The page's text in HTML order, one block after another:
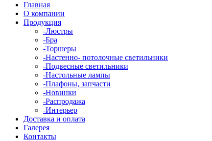
Главная
О компании
Продукция
-Люстры
-Бра
-Торшеры
-Настенно- потолочные светильники
-Подвесные светильники
-Настольные лампы
-Плафоны, запчасти
-Новинки
-Распродажа
-Интерьер
Доставка и оплата
Галерея
Контакты